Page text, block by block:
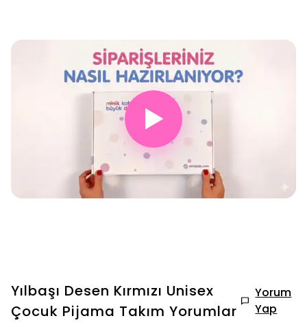
▶
Yılbaşı Desen Kırmızı Unisex
Çocuk Pijama Takım Yorumlar
Yorum
Yap